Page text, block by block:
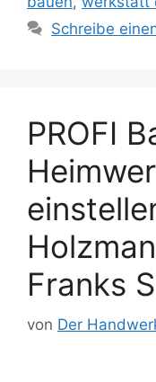
Schreibe
PROFI
Franks
von Der